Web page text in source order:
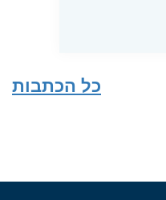
כל הכתבות